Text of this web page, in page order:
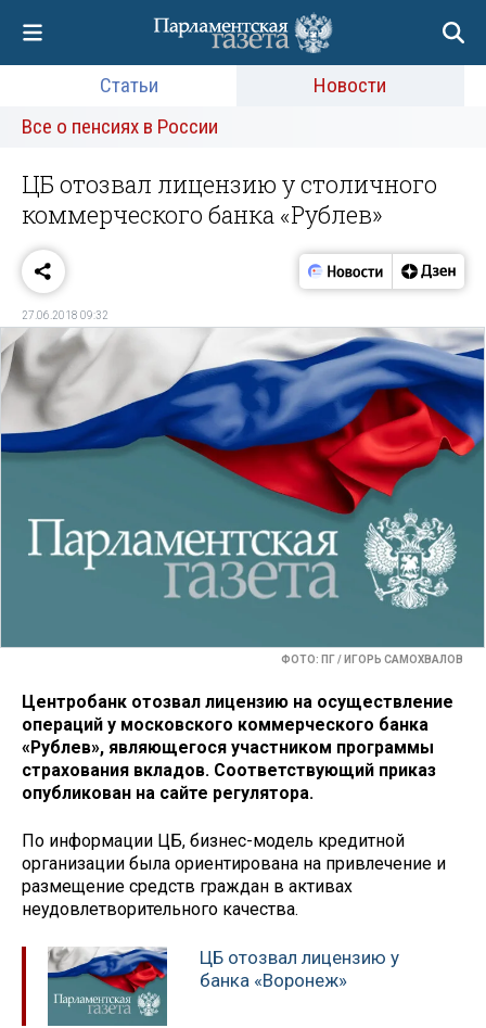
Статьи
Новости
Все о пенсиях в России
ЦБ отозвал лицензию у столичного
коммерческого банка «Рублев»
27.06.2018 09:32
ФОТО: ПГ / ИГОРЬ САМОХВАЛОВ
Центробанк отозвал лицензию на осуществление
операций у московского коммерческого банка
«Рублев», являющегося участником программы
страхования вкладов. Соответствующий приказ
опубликован на сайте регулятора.
По информации ЦБ, бизнес-модель кредитной
организации была ориентирована на привлечение и
размещение средств граждан в активах
неудовлетворительного качества.
ЦБ отозвал лицензию у
банка «Воронеж»